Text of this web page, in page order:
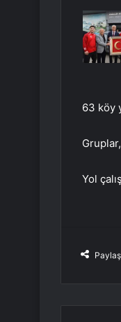
63 köy
Yol
Paylaş